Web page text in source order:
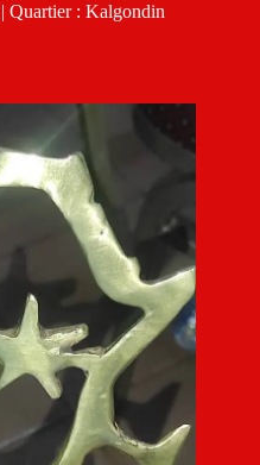
Quartier : Kalgondin